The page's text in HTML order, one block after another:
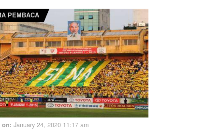
PEMBACA
on: January 24, 2020 11:17 am